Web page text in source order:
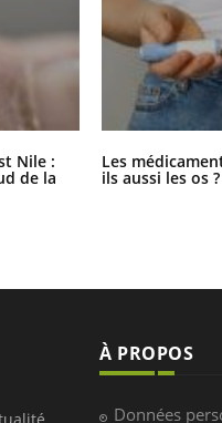
Nile :
de la
Les
ils aussi les os ?
À PROPOS
Données